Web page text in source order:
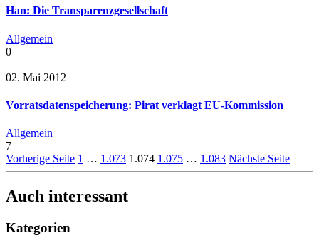
Han: Die Transparenzgesellschaft
Allgemein
0
02. Mai 2012
Vorratsdatenspeicherung: Pirat verklagt EU-Kommission
Allgemein
7
Vorherige Seite 1 … 1.073 1.074 1.075 … 1.083 Nächste Seite
Auch interessant
Kategorien